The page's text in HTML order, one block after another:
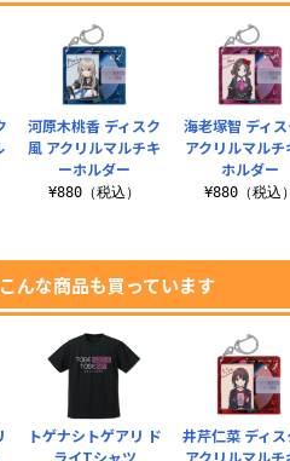
海老塚智 ディ
アクリルマルチ
ホルダー
¥880（税込）
河原木桃香 ディスク
風 アクリルマルチキ
ーホルダー
¥880（税込）
んな商品も買っています
井芹仁菜 ディ
トゲナシトゲアリ ド